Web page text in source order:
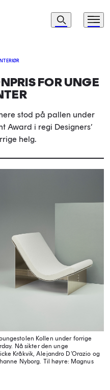
Navigasjon
Søk Meny
FOR UNGE
stod på pallen under
Award i regi Designers’
helg.
Kollen under forrige
Nå sikter den unge
Kråkvik, Alejandro D’Orazio og
Nyborg. Til høyre: Magnus